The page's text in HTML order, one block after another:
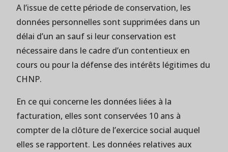
A l’issue de cette période de conservation, les
données personnelles sont supprimées dans un
délai d’un an sauf si leur conservation est
nécessaire dans le cadre d’un contentieux en
cours ou pour la défense des intérêts légitimes du
CHNP.
En ce qui concerne les données liées à la
facturation, elles sont conservées 10 ans à
compter de la clôture de l’exercice social auquel
elles se rapportent. Les données relatives aux